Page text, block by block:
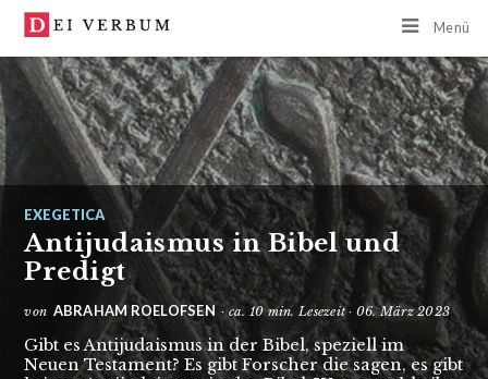
Menü
EXEGETICA
Antijudaismus in Bibel und
Predigt
von ABRAHAM ROELOFSEN · ca. 10 min. Lesezeit · 06. März 2023
Gibt es Antijudaismus in der Bibel, speziell im
Neuen Testament? Es gibt Forscher die sagen, es gibt